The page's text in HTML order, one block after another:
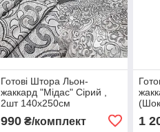
Готові Штора Льон-
жаккард "Мідас" Сірий ,
2шт 140х250см
990₴/комплект 1